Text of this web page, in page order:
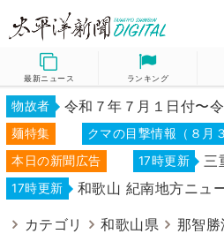
最新ニュース ランキング
物故者 令和７年７月１日付〜
麺特集 クマの目撃情報（８月
本日の新聞広告 17時更新 三
17時更新 和歌山 紀南地方ニュ
カテゴリ 和歌山県 那智